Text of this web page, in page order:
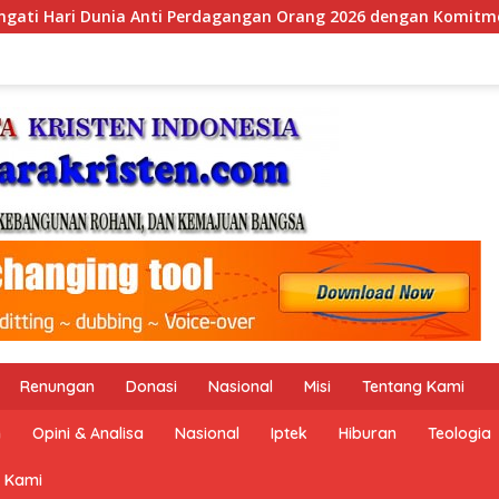
Komitmen Baru untuk Memberantas Perdagangan
Renungan Donasi Nasional Misi Tentang Kami
Opini & Analisa Nasional Iptek Hiburan Teologia
Kami